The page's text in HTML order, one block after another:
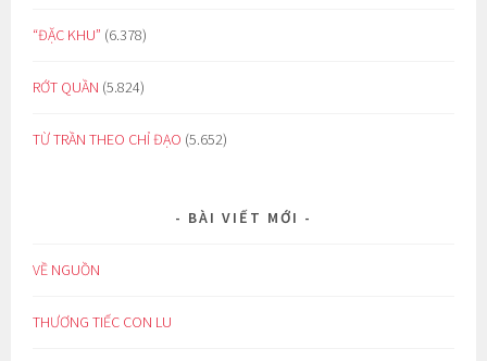
“ĐẶC KHU” (6.378)
RỚT QUẦN (5.824)
TỪ TRẦN THEO CHỈ ĐẠO (5.652)
BÀI VIẾT MỚI
VỀ NGUỒN
THƯƠNG TIẾC CON LU